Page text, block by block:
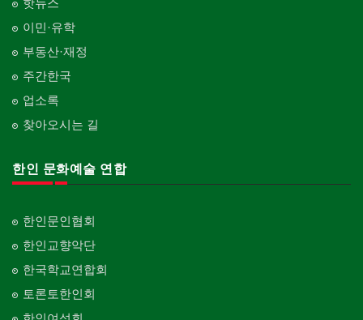
이민·유학
부동산·재정
주간한국
업소록
찾아오시는 길
한인 문화예술 연합
한인문인협회
한인교향악단
한국학교연합회
토론토한인회